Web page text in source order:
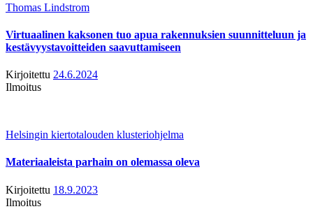
Thomas Lindstrom
Virtuaalinen kaksonen tuo apua rakennuksien suunnitteluun ja
kestävyystavoitteiden saavuttamiseen
Kirjoitettu 24.6.2024
Ilmoitus
Helsingin kiertotalouden klusteriohjelma
Materiaaleista parhain on olemassa oleva
Kirjoitettu 18.9.2023
Ilmoitus